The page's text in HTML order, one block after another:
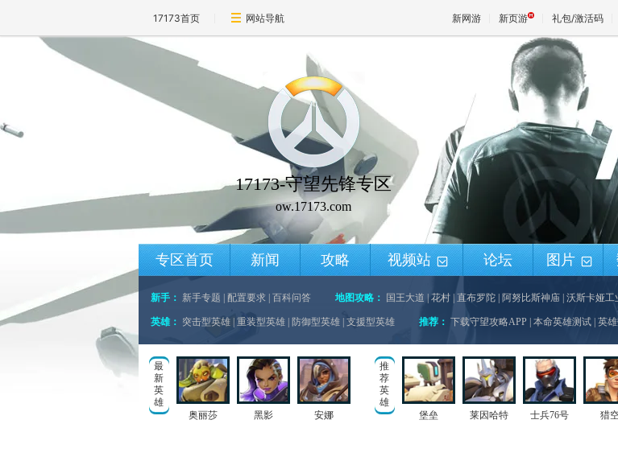
17173首页 网站导航 新网游 新页游 礼包/激活码
17173-守望先锋专区
ow.17173.com
专区首页 新闻 攻略 视频站 + 论坛 图片 +
新手： 新手专题 配置要求 百科问答 地图攻略： 国王大道 |花村 直布罗陀 阿努比斯神庙 沃斯卡娅工
英雄： 突击型英雄 重装型英雄 防御型英雄 支援型英雄 推荐： 下载守望攻略APP 本命英雄测试 英
最
新
英
雄
奥丽莎
黑影 安娜
推
荐
英
雄
堡垒
莱因哈特 士兵76号 猎